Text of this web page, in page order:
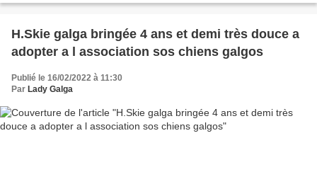
H.Skie galga bringée 4 ans et demi très douce a
adopter a l association sos chiens galgos
Publié le 16/02/2022 à 11:30
Par Lady Galga